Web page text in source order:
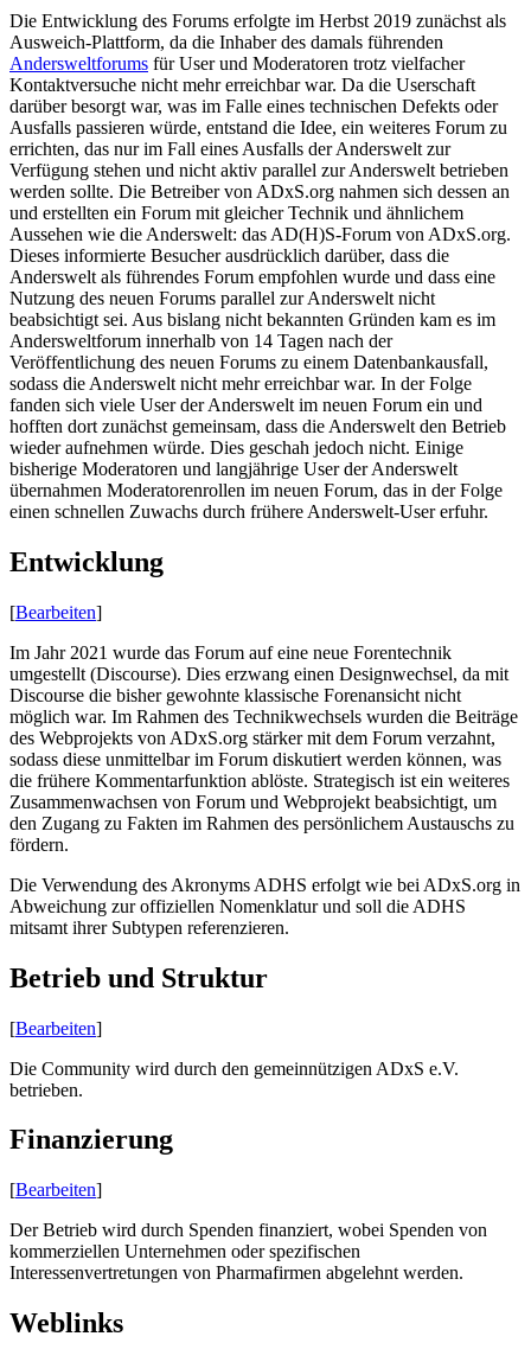
Die Entwicklung des Forums erfolgte im Herbst 2019 zunächst als
Ausweich-Plattform, da die Inhaber des damals führenden
Andersweltforums für User und Moderatoren trotz vielfacher
Kontaktversuche nicht mehr erreichbar war. Da die Userschaft
darüber besorgt war, was im Falle eines technischen Defekts oder
Ausfalls passieren würde, entstand die Idee, ein weiteres Forum zu
errichten, das nur im Fall eines Ausfalls der Anderswelt zur
Verfügung stehen und nicht aktiv parallel zur Anderswelt betrieben
werden sollte. Die Betreiber von ADxS.org nahmen sich dessen an
und erstellten ein Forum mit gleicher Technik und ähnlichem
Aussehen wie die Anderswelt: das AD(H)S-Forum von ADxS.org.
Dieses informierte Besucher ausdrücklich darüber, dass die
Anderswelt als führendes Forum empfohlen wurde und dass eine
Nutzung des neuen Forums parallel zur Anderswelt nicht
beabsichtigt sei. Aus bislang nicht bekannten Gründen kam es im
Andersweltforum innerhalb von 14 Tagen nach der
Veröffentlichung des neuen Forums zu einem Datenbankausfall,
sodass die Anderswelt nicht mehr erreichbar war. In der Folge
fanden sich viele User der Anderswelt im neuen Forum ein und
hofften dort zunächst gemeinsam, dass die Anderswelt den Betrieb
wieder aufnehmen würde. Dies geschah jedoch nicht. Einige
bisherige Moderatoren und langjährige User der Anderswelt
übernahmen Moderatorenrollen im neuen Forum, das in der Folge
einen schnellen Zuwachs durch frühere Anderswelt-User erfuhr.
Entwicklung
[Bearbeiten]
Im Jahr 2021 wurde das Forum auf eine neue Forentechnik
umgestellt (Discourse). Dies erzwang einen Designwechsel, da mit
Discourse die bisher gewohnte klassische Forenansicht nicht
möglich war. Im Rahmen des Technikwechsels wurden die Beiträge
des Webprojekts von ADxS.org stärker mit dem Forum verzahnt,
sodass diese unmittelbar im Forum diskutiert werden können, was
die frühere Kommentarfunktion ablöste. Strategisch ist ein weiteres
Zusammenwachsen von Forum und Webprojekt beabsichtigt, um
den Zugang zu Fakten im Rahmen des persönlichem Austauschs zu
fördern.
Die Verwendung des Akronyms ADHS erfolgt wie bei ADxS.org in
Abweichung zur offiziellen Nomenklatur und soll die ADHS
mitsamt ihrer Subtypen referenzieren.
Betrieb und Struktur
[Bearbeiten]
Die Community wird durch den gemeinnützigen ADxS e.V.
betrieben.
Finanzierung
[Bearbeiten]
Der Betrieb wird durch Spenden finanziert, wobei Spenden von
kommerziellen Unternehmen oder spezifischen
Interessenvertretungen von Pharmafirmen abgelehnt werden.
Weblinks